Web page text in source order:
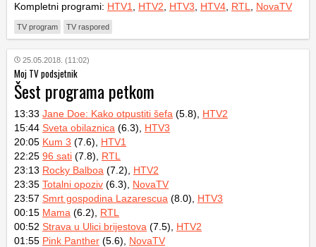
Kompletni programi: HTV1 HTV2 HTV3 HTV4 RTL NovaTV
TV program TV raspored
25.05.2018. (11:02)
Moj TV podsjetnik
Šest programa petkom
13:33 Jane Doe: Kako otpustiti šefa (5.8), HTV2
15:44 Sveta obilaznica (6.3), HTV3
20:05 Kum 3 (7.6), HTV1
22:25 96 sati (7.8), RTL
23:13 Rocky Balboa (7.2), HTV2
23:35 Totalni opoziv (6.3), NovaTV
23:57 Smrt gospodina Lazarescua (8.0), HTV3
00:15 Mama (6.2), RTL
00:52 Strava u Ulici brijestova (7.5), HTV2
01:55 Pink Panther (5.6), NovaTV